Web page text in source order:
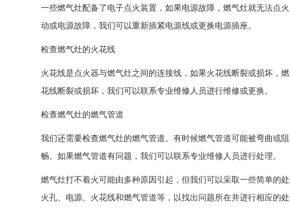
一些燃气灶配备了电子点火装置，如果电源故障，燃气灶就无法点
动或电源故障，我们可以重新插紧电源线或更换电源插座。
检查燃气灶的火花线
火花线是点火器与燃气灶之间的连接线，如果火花线断裂或损坏，
花线断裂或损坏，我们可以联系专业维修人员进行维修或更换。
检查燃气灶的燃气管道
我们还需要检查燃气灶的燃气管道。有时候燃气管道可能被弯曲或
畅。如果燃气管道有问题，我们可以联系专业维修人员进行处理。
燃气灶打不着火可能由多种原因引起，但我们可以采取一些简单的
火孔、电源、火花线和燃气管道等，以找出问题所在并进行相应的